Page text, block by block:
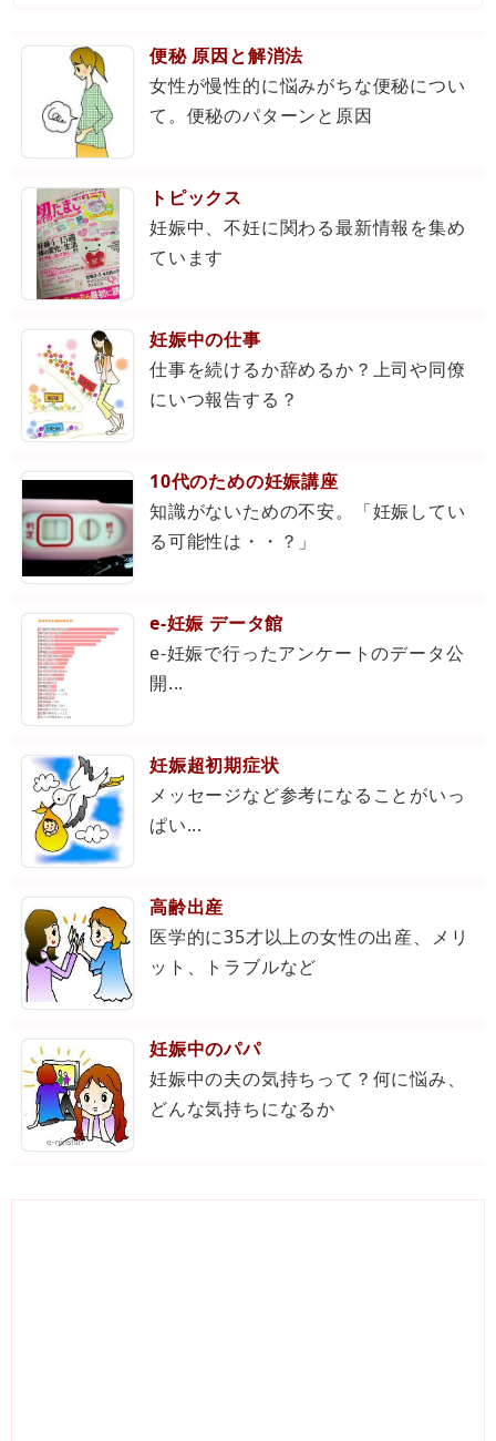
便秘 原因と解消法
女性が慢性的に悩みがちな便秘につい
て。便秘のパターンと原因
トピックス
妊娠中、不妊に関わる最新情報を集め
ています
妊娠中の仕事
仕事を続けるか辞めるか？上司や同僚
にいつ報告する？
10代のための妊娠講座
知識がないための不安。「妊娠してい
る可能性は・・？」
e-妊娠 データ館
e-妊娠で行ったアンケートのデータ公
開...
妊娠超初期症状
メッセージなど参考になることがいっ
ぱい...
高齢出産
医学的に35才以上の女性の出産、メリ
ット、トラブルなど
妊娠中のパパ
妊娠中の夫の気持ちって？何に悩み、
どんな気持ちになるか